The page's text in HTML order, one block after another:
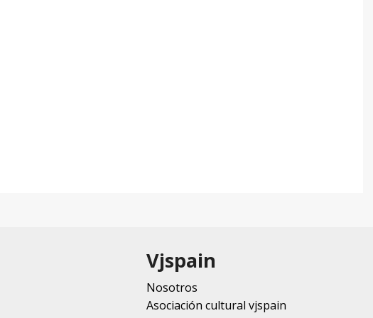
Vjspain
Nosotros
Asociación cultural vjspain